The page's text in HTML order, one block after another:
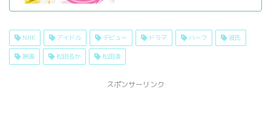
NHK アイドル デビュー ドラマ ハーフ 彼氏
映画 松田るか 松田凌
スポンサーリンク